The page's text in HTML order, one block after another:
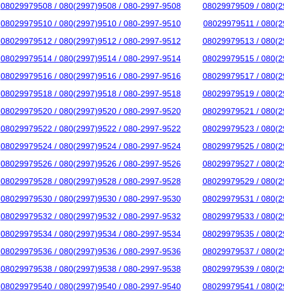
08029979508 / 080(2997)9508 / 080-2997-9508
08029979509 /
08029979510 / 080(2997)9510 / 080-2997-9510
08029979511 /
08029979512 / 080(2997)9512 / 080-2997-9512
08029979513 /
08029979514 / 080(2997)9514 / 080-2997-9514
08029979515 /
08029979516 / 080(2997)9516 / 080-2997-9516
08029979517 /
08029979518 / 080(2997)9518 / 080-2997-9518
08029979519 /
08029979520 / 080(2997)9520 / 080-2997-9520
08029979521 /
08029979522 / 080(2997)9522 / 080-2997-9522
08029979523 /
08029979524 / 080(2997)9524 / 080-2997-9524
08029979525 /
08029979526 / 080(2997)9526 / 080-2997-9526
08029979527 /
08029979528 / 080(2997)9528 / 080-2997-9528
08029979529 /
08029979530 / 080(2997)9530 / 080-2997-9530
08029979531 /
08029979532 / 080(2997)9532 / 080-2997-9532
08029979533 /
08029979534 / 080(2997)9534 / 080-2997-9534
08029979535 /
08029979536 / 080(2997)9536 / 080-2997-9536
08029979537 /
08029979538 / 080(2997)9538 / 080-2997-9538
08029979539 /
08029979540 / 080(2997)9540 / 080-2997-9540
08029979541 /